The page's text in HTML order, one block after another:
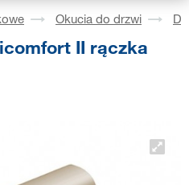
Okucia do drzwi
II rączka